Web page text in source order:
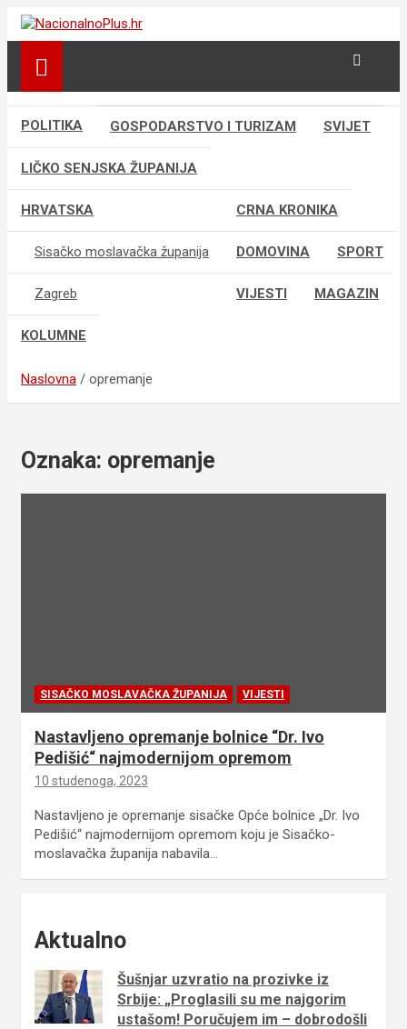
Skip
NacionalnoPlus.hr
Nacija želi znati više
POLITIKA GOSPODARSTVO I TURIZAM SVIJET
LIČKO SENJSKA ŽUPANIJA
HRVATSKA
Sisačko moslavačka županija
Zagreb
CRNA KRONIKA
DOMOVINA SPORT
VIJESTI MAGAZIN
KOLUMNE
Naslovna opremanje
Oznaka: opremanje
SISAČKO MOSLAVAČKA ŽUPANIJA VIJESTI
Nastavljeno opremanje bolnice “Dr. Ivo
Pedišić“ najmodernijom opremom
10 studenoga, 2023
Nastavljeno je opremanje sisačke Opće bolnice „Dr. Ivo
Pedišić“ najmodernijom opremom koju je Sisačko-
moslavačka županija nabavila…
Aktualno
Šušnjar uzvratio na prozivke iz
Srbije: „Proglasili su me najgorim
ustašom! Poručujem im – dobrodošli